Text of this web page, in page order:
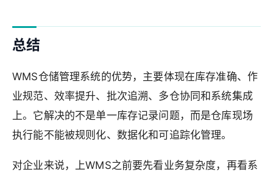
总结
WMS仓储管理系统的优势，主要体现在库存准确、作
业规范、效率提升、批次追溯、多仓协同和系统集成
上。它解决的不是单一库存记录问题，而是仓库现场
执行能不能被规则化、数据化和可追踪化管理。
对企业来说，上WMS之前要先看业务复杂度，再看系